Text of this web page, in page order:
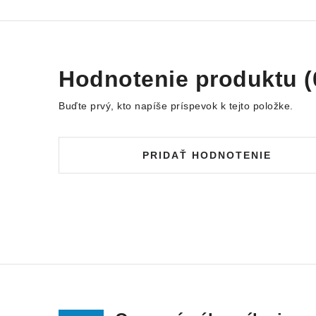
Hodnotenie produktu
Buďte prvý, kto napíše príspevok k tejto položke.
PRIDAŤ HODNOTENIE